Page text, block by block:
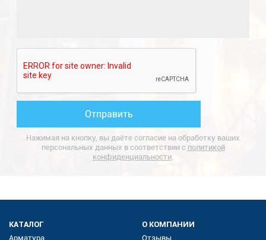
Нажимая на кнопку, вы даёте согласие на обработку ваших
персональных данных в соответствии с политикой
конфиденциальности.
КАТАЛОГ
Арматура
О КОМПАНИИ
Отзывы